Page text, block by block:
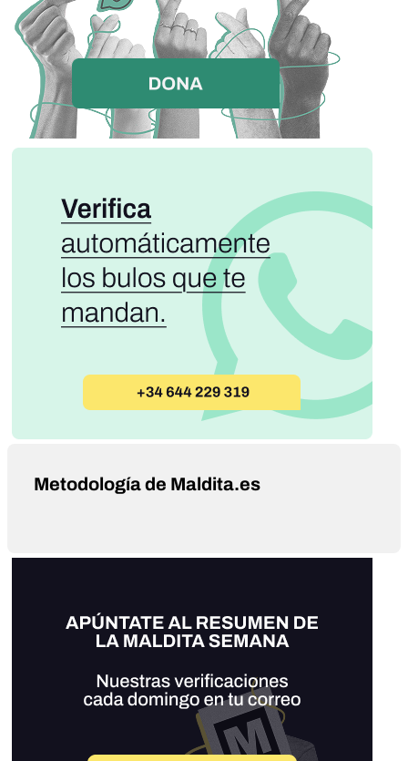
Metodología de Maldita.es